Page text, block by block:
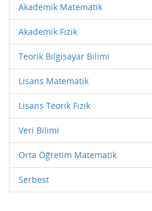
Akademik Matematik
Akademik Fizik
Teorik Bilgisayar Bilimi
Lisans Matematik
Lisans Teorik Fizik
Veri Bilimi
Orta Öğretim Matematik
Serbest